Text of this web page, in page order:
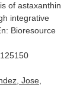
of astaxanthin
integrative
Bioresource
Jose,